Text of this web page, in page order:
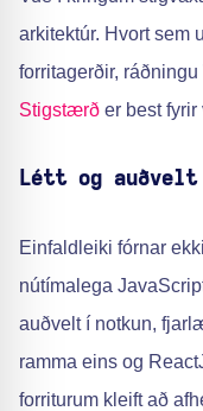
arkitektúr. Hvort sem
forritagerðir, ráðningu
Stigstærð er best fyrir
Létt og
Einfaldleiki fórnar
nútímalega
auðvelt í notkun,
ramma eins og
forriturum kleift að